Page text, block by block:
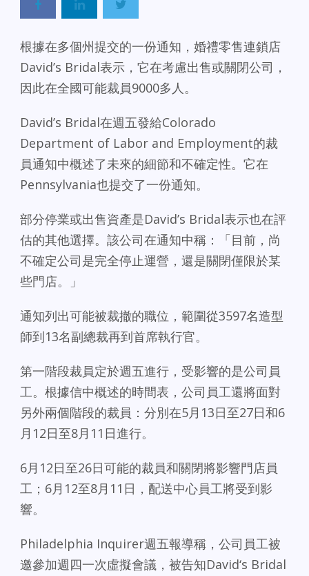
根據在多個州提交的一份通知，婚禮零售連鎖店
David’s Bridal表示，它在考慮出售或關閉公司，
因此在全國可能裁員9000多人。
David’s Bridal在週五發給Colorado
Department of Labor and Employment的裁
員通知中概述了未來的細節和不確定性。它在
Pennsylvania也提交了一份通知。
部分停業或出售資產是David’s Bridal表示也在評
估的其他選擇。該公司在通知中稱：「目前，尚
不確定公司是完全停止運營，還是關閉僅限於某
些門店。」
通知列出可能被裁撤的職位，範圍從3597名造型
師到13名副總裁再到首席執行官。
第一階段裁員定於週五進行，受影響的是公司員
工。根據信中概述的時間表，公司員工還將面對
另外兩個階段的裁員：分別在5月13日至27日和6
月12日至8月11日進行。
6月12日至26日可能的裁員和關閉將影響門店員
工；6月12至8月11日，配送中心員工將受到影
響。
Philadelphia Inquirer週五報導稱，公司員工被
邀參加週四一次虛擬會議，被告知David‘s Bridal